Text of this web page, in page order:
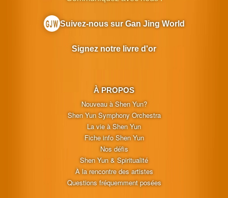
À PROPOS
Nouveau à Shen Yun?
Shen Yun Symphony Orchestra
La vie à Shen Yun
Fiche info Shen Yun
Nos défis
Shen Yun & Spiritualité
À la rencontre des artistes
Questions fréquemment posées
Suivez-nous sur Gan Jing World
Signez notre livre d'or